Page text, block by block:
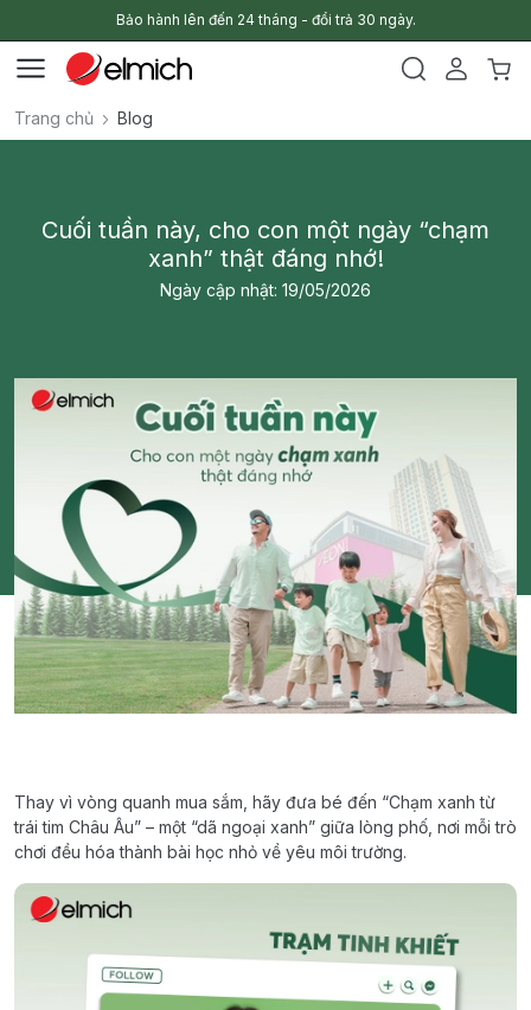
Bảo hành lên đến 24 tháng - đổi trả 30 ngày.
Trang chủ Blog
Cuối tuần này, cho con một ngày “chạm
xanh” thật đáng nhớ!
Ngày cập nhật: 19/05/2026
Thay vì vòng quanh mua sắm, hãy đưa bé đến “Chạm xanh từ
trái tim Châu Âu” – một “dã ngoại xanh” giữa lòng phố, nơi mỗi trò
chơi đều hóa thành bài học nhỏ về yêu môi trường.